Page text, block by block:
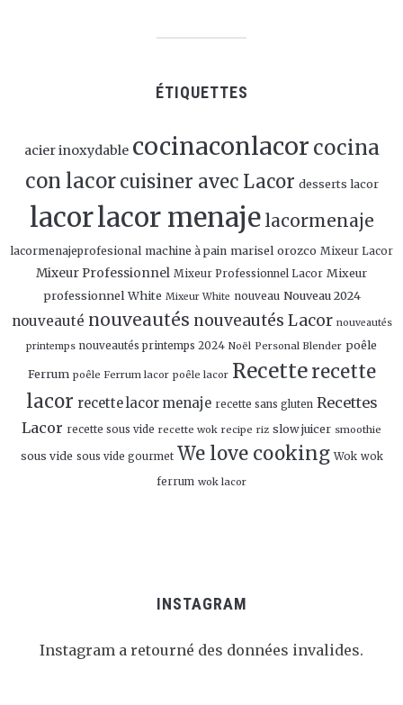
ÉTIQUETTES
acier inoxydable cocinaconlacor cocina
con lacor cuisiner avec Lacor desserts lacor
lacorlacor menaje lacormenaje
lacormenajeprofesional machine à pain marisel orozco Mixeur Lacor
Mixeur Professionnel Mixeur Professionnel Lacor Mixeur
professionnel White Mixeur White nouveau Nouveau 2024
nouveauté nouveautés nouveautés Lacor nouveautés
printemps nouveautés printemps 2024 Noël Personal Blender poêle
Ferrum poêle Ferrum lacor poêle lacor Recette recette
lacor recette lacor menaje recette sans gluten Recettes
Lacor recette sous vide recette wok recipe riz slow juicer smoothie
sous vide sous vide gourmet We love cooking Wok wok
ferrum wok lacor
INSTAGRAM
Instagram a retourné des données invalides.